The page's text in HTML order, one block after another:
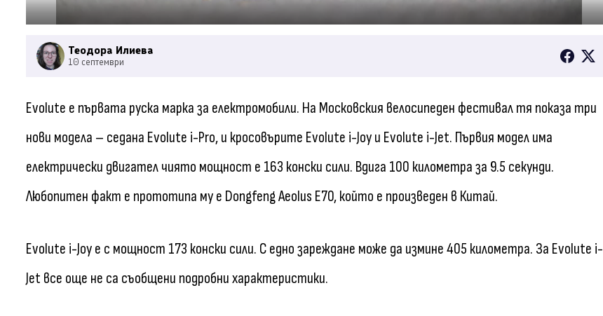
Теодора Илиева
10 септември
Evolute е първата руска марка за електромобили. На Московския велосипеден фестивал тя показа три
нови модела – седана Evolute i-Pro, и кросовърите Evolute i-Joy и Evolute i-Jet. Първия модел има
електрически двигател чиято мощност е 163 конски сили. Вдига 100 километра за 9.5 секунди.
Любопитен факт е прототипа му е Dongfeng Aeolus E70, който е произведен в Китай.
Evolute i-Joy е с мощност 173 конски сили. С едно зареждане може да измине 405 километра. За Evolute i-
Jet все още не са съобщени подробни характеристики.